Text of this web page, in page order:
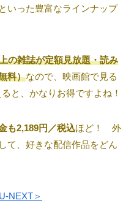
いった豊富なラインナップ
の雑誌が定額見放題・読み
料）なので、映画館で見る
と、かなりお得ですよね！
も2,189円／税込ほど！ 外
て、好きな配信作品をどん
NEXT＞